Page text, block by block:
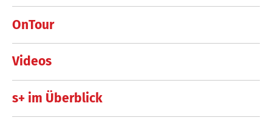
OnTour
Videos
s+ im Überblick